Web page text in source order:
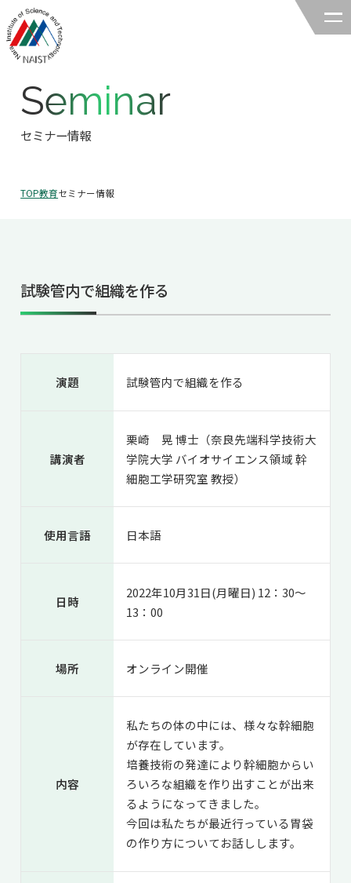
奈良先端科学技術大学院大学
領域の概要・特色
領域賞の紹介
研究室一覧
共用機器・設備紹介
研究成果
教育TOP
国際バイオゼミナール
サマーキャンプ
UCDリトリート
UCDオンラインゼミナール
就職実績
卒業生の声
就職支援
入試情報
入試情報TOP
研究＆授業
イベント
アクセス
お問い
合わせ
領域棟
マップ
学内限定 ENGLISH
教職員の方へ
Seminar
セミナー情報
TOP教育セミナー情報
試験管内で組織を作る
演題 試験管内で組織を作る
講演者
栗崎 晃 博士（奈良先端科学技術大
学院大学 バイオサイエンス領域 幹
細胞工学研究室 教授）
使用言語 日本語
日時
2022年10月31日(月曜日) 12：30～
13：00
場所 オンライン開催
内容
私たちの体の中には、様々な幹細胞
が存在しています。
培養技術の発達により幹細胞からい
ろいろな組織を作り出すことが出来
るようになってきました。
今回は私たちが最近行っている胃袋
の作り方についてお話しします。